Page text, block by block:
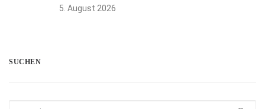
5. August 2026
SUCHEN